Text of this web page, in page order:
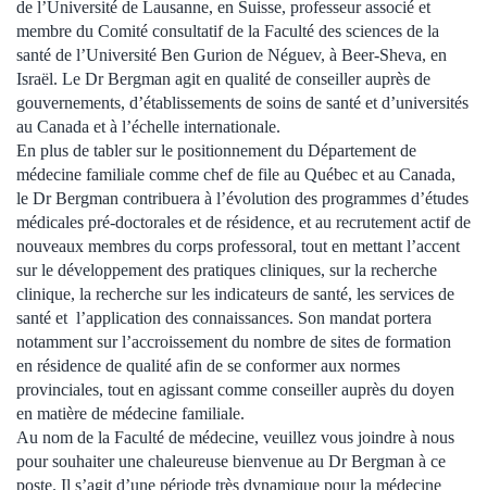
de l’Université de Lausanne, en Suisse, professeur associé et
membre du Comité consultatif de la Faculté des sciences de la
santé de l’Université Ben Gurion de Néguev, à Beer-Sheva, en
Israël. Le Dr Bergman agit en qualité de conseiller auprès de
gouvernements, d’établissements de soins de santé et d’universités
au Canada et à l’échelle internationale.
En plus de tabler sur le positionnement du Département de
médecine familiale comme chef de file au Québec et au Canada,
le Dr Bergman contribuera à l’évolution des programmes d’études
médicales pré-doctorales et de résidence, et au recrutement actif de
nouveaux membres du corps professoral, tout en mettant l’accent
sur le développement des pratiques cliniques, sur la recherche
clinique, la recherche sur les indicateurs de santé, les services de
santé et l’application des connaissances. Son mandat portera
notamment sur l’accroissement du nombre de sites de formation
en résidence de qualité afin de se conformer aux normes
provinciales, tout en agissant comme conseiller auprès du doyen
en matière de médecine familiale.
Au nom de la Faculté de médecine, veuillez vous joindre à nous
pour souhaiter une chaleureuse bienvenue au Dr Bergman à ce
poste. Il s’agit d’une période très dynamique pour la médecine